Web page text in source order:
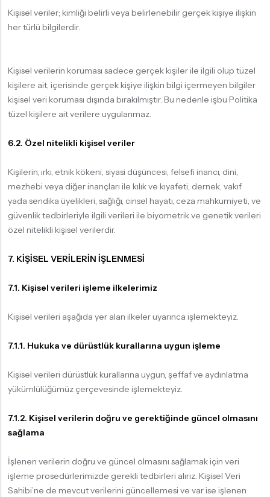
Kişisel veriler; kimliği belirli veya belirlenebilir gerçek kişiye ilişkin
her türlü bilgilerdir.
Kişisel verilerin koruması sadece gerçek kişiler ile ilgili olup tüzel
kişilere ait, içerisinde gerçek kişiye ilişkin bilgi içermeyen bilgiler
kişisel veri koruması dışında bırakılmıştır. Bu nedenle işbu Politika
tüzel kişilere ait verilere uygulanmaz.
6.2. Özel nitelikli kişisel veriler
Kişilerin, ırkı, etnik kökeni, siyasi düşüncesi, felsefi inancı, dini,
mezhebi veya diğer inançları ile kılık ve kıyafeti, dernek, vakıf
yada sendika üyelikleri, sağlığı, cinsel hayatı, ceza mahkumiyeti, ve
güvenlik tedbirleriyle ilgili verileri ile biyometrik ve genetik verileri
özel nitelikli kişisel verilerdir.
7. KİŞİSEL VERİLERİN İŞLENMESİ
7.1. Kişisel verileri işleme ilkelerimiz
Kişisel verileri aşağıda yer alan ilkeler uyarınca işlemekteyiz.
7.1.1. Hukuka ve dürüstlük kurallarına uygun işleme
Kişisel verileri dürüstlük kurallarına uygun, şeffaf ve aydınlatma
yükümlülüğümüz çerçevesinde işlemekteyiz.
7.1.2. Kişisel verilerin doğru ve gerektiğinde güncel olmasını
sağlama
İşlenen verilerin doğru ve güncel olmasını sağlamak için veri
işleme prosedürlerimizde gerekli tedbirleri alırız. Kişisel Veri
Sahibi’ne de mevcut verilerini güncellemesi ve var ise işlenen